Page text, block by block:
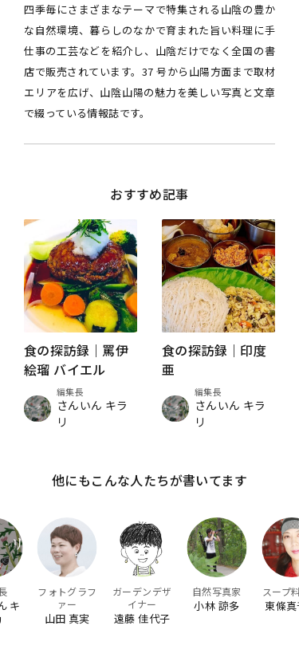
四季毎にさまざまなテーマで特集される山陰の豊か
な自然環境、暮らしのなかで育まれた旨い料理に手
仕事の工芸などを紹介し、山陰だけでなく全国の書
店で販売されています。37 号から山陽方面まで取材
エリアを広げ、山陰山陽の魅力を美しい写真と文章
で綴っている情報誌です。
おすすめ記事
食の探訪録｜罵伊
絵瑠 バイエル
編集長
さんいん キラ
リ
食の探訪録｜印度
亜
編集長
さんいん キラ
リ
他にもこんな人たちが書いてます
キ
フォトグラフ
ァー
山田 真実
ガーデンデザ
イナー
遠藤 佳代子
自然写真家
小林 諒多
スープ
東條真